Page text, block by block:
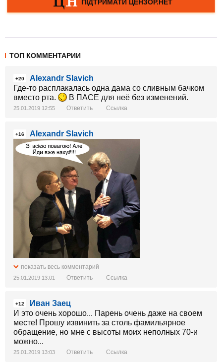
ТОП КОММЕНТАРИИ
+20
Alexandr Slavich
Где-то расплакалась одна дама со сливным бачком
вместо рта.
В ПАСЕ для неё без изменений.
25.01.2019 12:55 Ответить Ссылка
+16 Alexandr Slavich
показать весь комментарий
25.01.2019 13:01 Ответить Ссылка
+12
Иван Заец
И это очень хорошо... Парень очень даже на своем
месте! Прошу извинить за столь фамильярное
обращение, но мне с высоты моих неполных 70-и
можно...
25.01.2019 13:03 Ответить Ссылка